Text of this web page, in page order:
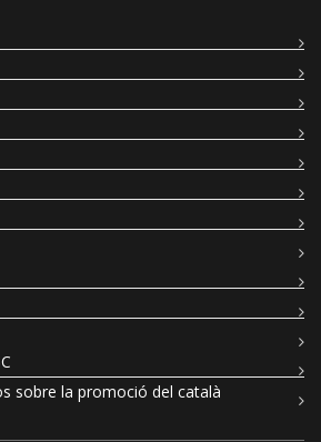
sobre la promoció del català